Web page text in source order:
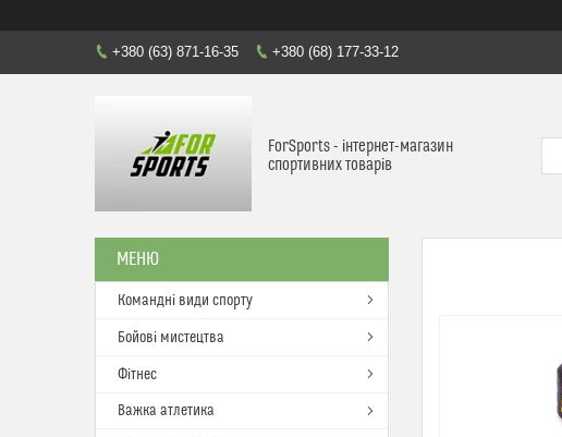
+380 (63) 871-16-35 +380 (68) 177-33-12
ForSports - інтернет-магазин
спортивних товарів
Командні види спорту
Бойові мистецтва
Фітнес
Важка атлетика